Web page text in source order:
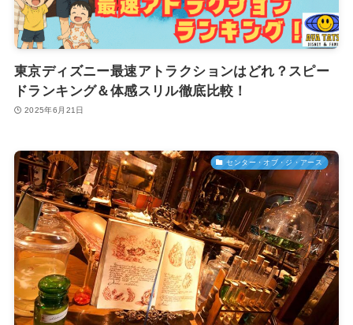
東京ディズニー最速アトラクションはどれ？スピー
ドランキング＆体感スリル徹底比較！
2025年6月21日
センター・オブ・ジ・アース